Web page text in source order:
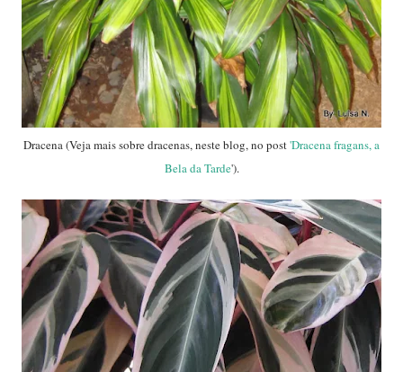
Dracena (Veja mais sobre dracenas, neste blog, no post'Dracena fragans, a
Bela da Tarde').